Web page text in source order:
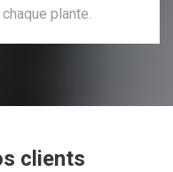
plante.
clients